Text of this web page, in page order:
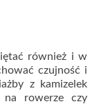
również i w
czujność i
z kamizelek
na rowerze czy